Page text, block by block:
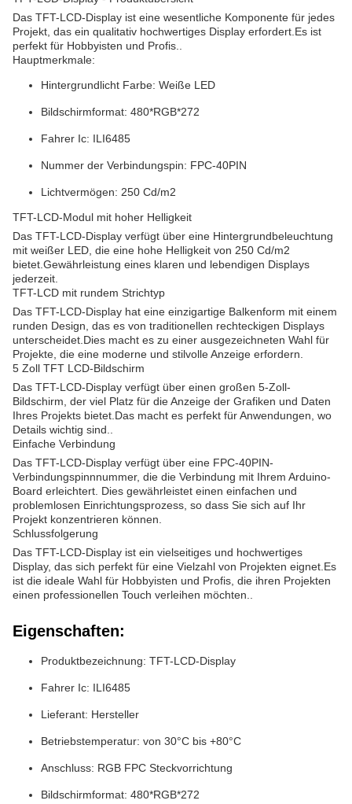
Das TFT-LCD-Display ist eine wesentliche Komponente für jedes
Projekt, das ein qualitativ hochwertiges Display erfordert.Es ist
perfekt für Hobbyisten und Profis..
Hauptmerkmale:
Hintergrundlicht Farbe: Weiße LED
Bildschirmformat: 480*RGB*272
Fahrer Ic: ILI6485
Nummer der Verbindungspin: FPC-40PIN
Lichtvermögen: 250 Cd/m2
TFT-LCD-Modul mit hoher Helligkeit
Das TFT-LCD-Display verfügt über eine Hintergrundbeleuchtung
mit weißer LED, die eine hohe Helligkeit von 250 Cd/m2
bietet.Gewährleistung eines klaren und lebendigen Displays
jederzeit.
TFT-LCD mit rundem Strichtyp
Das TFT-LCD-Display hat eine einzigartige Balkenform mit einem
runden Design, das es von traditionellen rechteckigen Displays
unterscheidet.Dies macht es zu einer ausgezeichneten Wahl für
Projekte, die eine moderne und stilvolle Anzeige erfordern.
5 Zoll TFT LCD-Bildschirm
Das TFT-LCD-Display verfügt über einen großen 5-Zoll-
Bildschirm, der viel Platz für die Anzeige der Grafiken und Daten
Ihres Projekts bietet.Das macht es perfekt für Anwendungen, wo
Details wichtig sind..
Einfache Verbindung
Das TFT-LCD-Display verfügt über eine FPC-40PIN-
Verbindungspinnnummer, die die Verbindung mit Ihrem Arduino-
Board erleichtert. Dies gewährleistet einen einfachen und
problemlosen Einrichtungsprozess, so dass Sie sich auf Ihr
Projekt konzentrieren können.
Schlussfolgerung
Das TFT-LCD-Display ist ein vielseitiges und hochwertiges
Display, das sich perfekt für eine Vielzahl von Projekten eignet.Es
ist die ideale Wahl für Hobbyisten und Profis, die ihren Projekten
einen professionellen Touch verleihen möchten..
Eigenschaften:
Produktbezeichnung: TFT-LCD-Display
Fahrer Ic: ILI6485
Lieferant: Hersteller
Betriebstemperatur: von 30°C bis +80°C
Anschluss: RGB FPC Steckvorrichtung
Bildschirmformat: 480*RGB*272